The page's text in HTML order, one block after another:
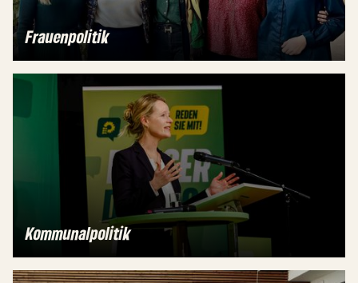
Frauenpolitik
Kommunalpolitik